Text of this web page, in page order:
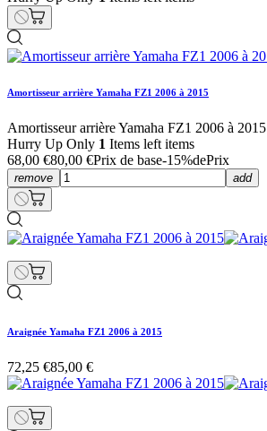
Amortisseur arrière Yamaha FZ1 2006 à 2015
Amortisseur arrière Yamaha FZ1 2006 à 2015
Hurry Up Only 1 Items left items
68,00 €80,00 €Prix de base-15%dePrix
remove add
Araignée Yamaha FZ1 2006 à 2015
72,25 €85,00 €